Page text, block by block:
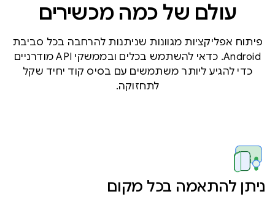
עולם של כמה מכשירים
פיתוח אפליקציות מגוונות שניתנות להרחבה בכל סביבת
Android. כדאי להשתמש בכלים ובממשקי API מודרניים
כדי להגיע ליותר משתמשים עם בסיס קוד יחיד שקל
לתחזוקה.
ניתן להתאמה בכל מקום